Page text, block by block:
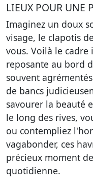
LIEUX POUR UNE
Imaginez un doux
visage, le clapotis
vous. Voilà le
reposante au bord
souvent
de bancs
savourer la beauté
le long des rives,
ou contempliez
vagabonder, ces
précieux moment
quotidienne.